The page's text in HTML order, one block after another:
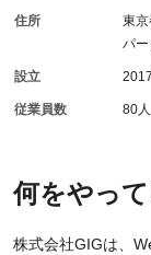
何をやっ
株式会社GIGは、
住所
東
パ
設立
従業員数 80人